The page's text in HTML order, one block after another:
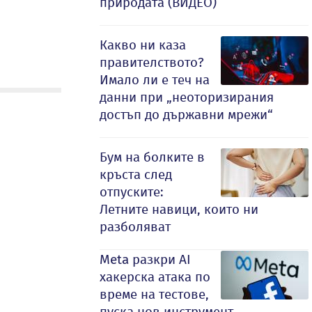
Какво ни каза
правителството?
Имало ли е теч на
данни при „неоторизирания
достъп до държавни мрежи“
Бум на болките в
кръста след
отпуските:
Летните навици, които ни
разболяват
Meta разкри AI
хакерска атака по
време на тестове,